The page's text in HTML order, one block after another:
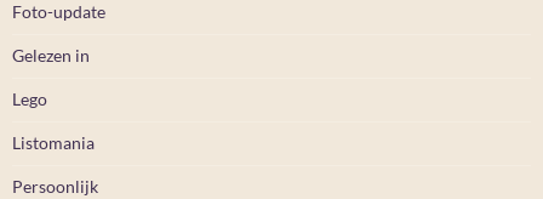
Foto-update
Gelezen in
Lego
Listomania
Persoonlijk